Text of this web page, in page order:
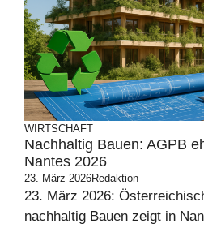
WIRTSCHAFT
Nachhaltig Bauen: AGPB
Nantes 2026
23. März 2026Redaktion
23. März 2026:
nachhaltig Bauen zeigt in